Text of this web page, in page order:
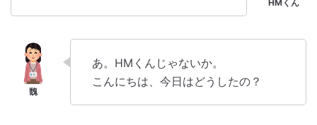
あ。HMくんじゃないか。
こんにちは、今日はどうしたの？